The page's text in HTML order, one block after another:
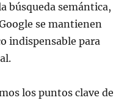
búsqueda semántica,
se mantienen
indispensable para
los puntos clave de